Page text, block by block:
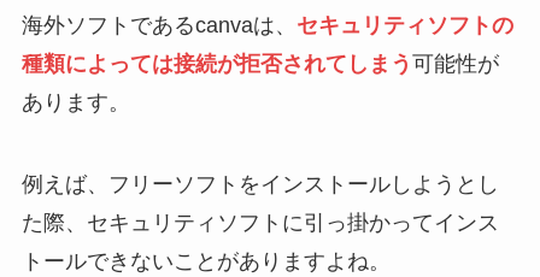
海外ソフトであるcanvaは、 セキュリティソフトの
種類によっては接続が拒否されてしまう 可能性が
あります。
例えば、フリーソフトをインストールしようとし
た際、セキュリティソフトに引っ掛かってインス
トールできないことがありますよね。